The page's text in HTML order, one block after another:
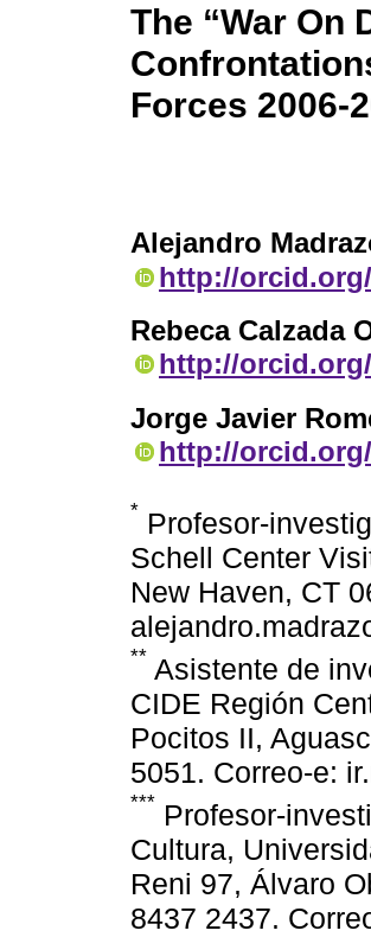
The “War On
Forces 2006-
Alejandro
http://orcid.org/
Rebeca Calzada
http://orcid.org/
Jorge Javier
http://orcid.org/
* Profesor-
Schell Center
New Haven, CT
** Asistente de
CIDE Región
Pocitos II,
5051. Correo-e:
*** Profesor-
Cultura,
Reni 97, Álvaro
8437 2437.